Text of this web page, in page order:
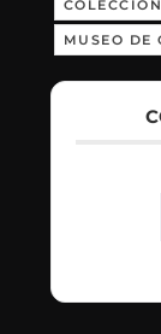
MUSEO DE